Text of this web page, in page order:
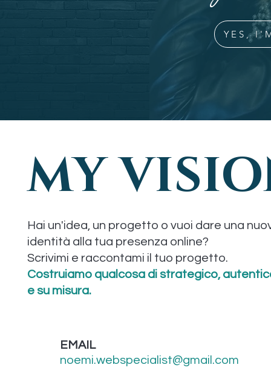
YES,
MY
Hai un'idea, un progetto o vuoi dare una
identità alla tua presenza online?
Scrivimi e raccontami il tuo progetto.
Costruiamo qualcosa di strategico,
e su misura.
EMAIL
noemi.webspecialist@gmail.com